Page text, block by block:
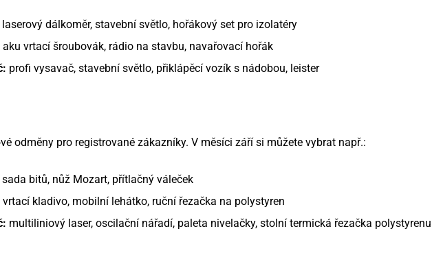
laserový dálkoměr, stavební světlo, hořákový set pro izolatéry
aku vrtací šroubovák, rádio na stavbu, navařovací hořák
profi vysavač, stavební světlo, přiklápěcí vozík s nádobou, leister
odměny pro registrované zákazníky. V měsíci září si můžete vybrat např.:
sada bitů, nůž Mozart, přítlačný váleček
vrtací kladivo, mobilní lehátko, ruční řezačka na polystyren
multiliniový laser, oscilační nářadí, paleta nivelačky, stolní termická řezačka polystyrenu